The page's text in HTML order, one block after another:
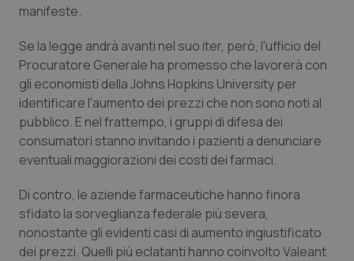
Lazio
Liguria
Lombardia
Marche
Molise
Diabete & glucometri
Disturbi dell’umore
Dolore
Donna & Salute
Epatiti
manifeste.
Se la legge andrà avanti nel suo iter, però, l'ufficio del
Procuratore Generale ha promesso che lavorerà con
gli economisti della Johns Hopkins University per
identificare l'aumento dei prezzi che non sono noti al
pubblico. E nel frattempo, i gruppi di difesa dei
consumatori stanno invitando i pazienti a denunciare
eventuali maggiorazioni dei costi dei farmaci.
Di contro, le aziende farmaceutiche hanno finora
sfidato la sorveglianza federale più severa,
nonostante gli evidenti casi di aumento ingiustificato
dei prezzi. Quelli più eclatanti hanno coinvolto Valeant